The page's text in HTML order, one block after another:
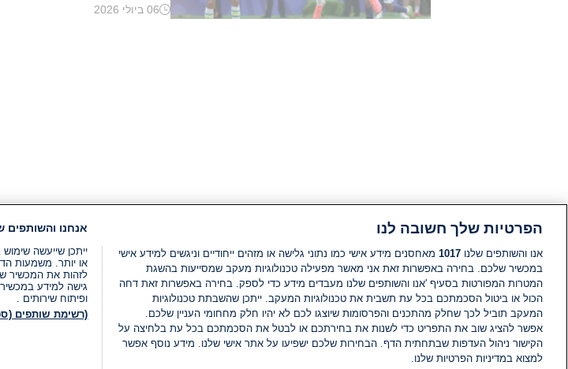
זמן06 ביולי 2026
הפרטיות שלך חשובה לנו
אנו והשותפים שלנו 1017 מאחסנים מידע אישי כמו נתוני גלישה או מזהים ייחודיים וניגשים למידע אישי
במכשיר שלכם. בחירה באפשרות זאת אני מאשר מפעילה טכנולוגיות מעקב שמסייעות בהשגת
המטרות המפורטות בסעיף 'אנו והשותפים שלנו מעבדים מידע כדי לספק. בחירה באפשרות זאת דחה
הכול או ביטול הסכמתכם בכל עת תשבית את טכנולוגיות המעקב. ייתכן שהשבתת טכנולוגיות
המעקב תוביל לכך שחלק מהתכנים והפרסומות שיוצגו לכם לא יהיו חלק מחחומי העניין שלכם.
אפשר להציג שוב את התפריט כדי לשנות את בחירתכם או לבטל את הסכמתכם בכל עת בלחיצה על
הקישור ניהול העדפות שבתחתית הדף. הבחירות שלכם ישפיעו על אתר אישי שלנו. מידע נוסף אפשר
למצוא במדיניות הפרטיות שלנו.
אנחנו והשותפים
ייתכן שייעשה
או יותר. משמעות
לזהות את המכשיר
גישה למידע
ופיתוח שירותים .
(רשימת שותפים